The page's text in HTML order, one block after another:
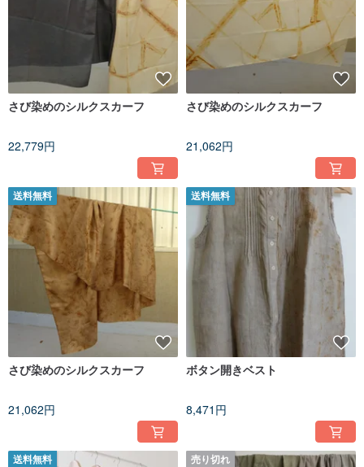
さび染めのシルクスカーフ
22,779円
さび染めのシルクスカーフ
21,062円
送料無料
さび染めのシルクスカーフ
21,062円
送料無料
ボタン開きベスト
8,471円
送料無料 売り切れ